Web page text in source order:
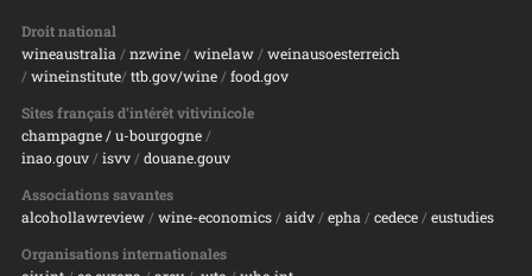
Droit national
wineaustralia / nzwine/ winelaw/ weinausoesterreich
/ wineinstitute/ ttb.gov/wine/ food.gov
Sites français d’intérêt vitivinicole
champagne/ u-bourgogne/
inao.gouv/ isvv/ douane.gouv
Associations savantes
alcohollawreview/ wine-economics/ aidv/ epha/ cedece/ eustudies
Organisations internationales